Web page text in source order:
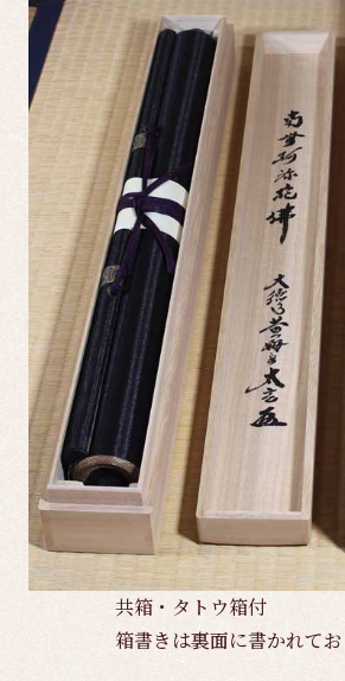
共箱・タトウ箱付
箱書きは裏面に書かれてお